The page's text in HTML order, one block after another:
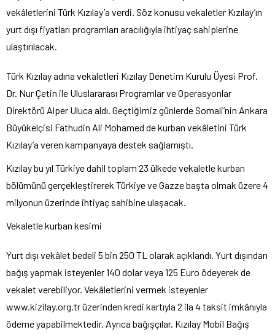
vekâletlerini Türk Kızılay’a verdi. Söz konusu vekaletler Kızılay’ın
yurt dışı fiyatları programları aracılığıyla ihtiyaç sahiplerine
ulaştırılacak.
Türk Kızılay adına vekaletleri Kızılay Denetim Kurulu Üyesi Prof.
Dr. Nur Çetin ile Uluslararası Programlar ve Operasyonlar
Direktörü Alper Uluca aldı. Geçtiğimiz günlerde Somali’nin Ankara
Büyükelçisi Fathudin Ali Mohamed de kurban vekâletini Türk
Kızılay’a veren kampanyaya destek sağlamıştı.
Kızılay bu yıl Türkiye dahil toplam 23 ülkede vekaletle kurban
bölümünü gerçekleştirerek Türkiye ve Gazze başta olmak üzere 4
milyonun üzerinde ihtiyaç sahibine ulaşacak.
Vekaletle kurban kesimi
Yurt dışı vekâlet bedeli 5 bin 250 TL olarak açıklandı. Yurt dışından
bağış yapmak isteyenler 140 dolar veya 125 Euro ödeyerek de
vekalet verebiliyor. Vekâletlerini vermek isteyenler
www.kizilay.org.tr üzerinden kredi kartıyla 2 ila 4 taksit imkânıyla
ödeme yapabilmektedir. Ayrıca bağışçılar, Kızılay Mobil Bağış